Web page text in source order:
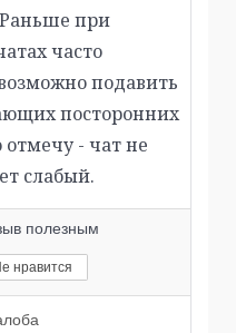
при
часто
подавить
посторонних
- чат не
слабый.
полезным
нравится